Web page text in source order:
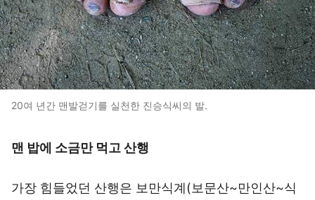
20여 년간 맨발걷기를 실천한 진승식씨의 발.
맨 밥에 소금만 먹고 산행
가장 힘들었던 산행은 보만식계(보문산~만인산~식